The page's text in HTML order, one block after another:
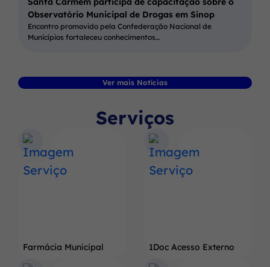
Observatório Municipal de Drogas em Sinop
Encontro promovido pela Confederação Nacional de
Municípios fortaleceu conhecimentos…
Ver mais Notícias
Serviços
Farmácia Municipal 1Doc Acesso Externo